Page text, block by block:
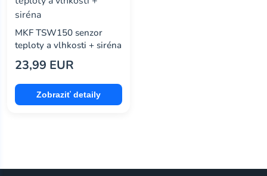
MKF TSW150 senzor
teploty a vlhkosti + siréna
23,99 EUR
Zobraziť detaily